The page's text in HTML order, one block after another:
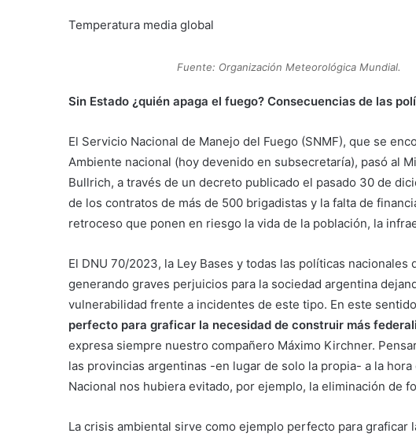
Temperatura media global
Fuente: Organización Meteorológica Mundial.
Sin Estado ¿quién apaga el fuego? Consecuencias de las
El Servicio Nacional de Manejo del Fuego (SNMF), que se
Ambiente nacional (hoy devenido en subsecretaría), pasó al
Bullrich, a través de un decreto publicado el pasado 30 de
de los contratos de más de 500 brigadistas y la falta de
retroceso que ponen en riesgo la vida de la población, la
El DNU 70/2023, la Ley Bases y todas las políticas
generando graves perjuicios para la sociedad argentina
vulnerabilidad frente a incidentes de este tipo. En este
perfecto para graficar la necesidad de construir más
expresa siempre nuestro compañero Máximo Kirchner.
las provincias argentinas -en lugar de solo la propia- a la
Nacional nos hubiera evitado, por ejemplo, la eliminación de
La crisis ambiental sirve como ejemplo perfecto para